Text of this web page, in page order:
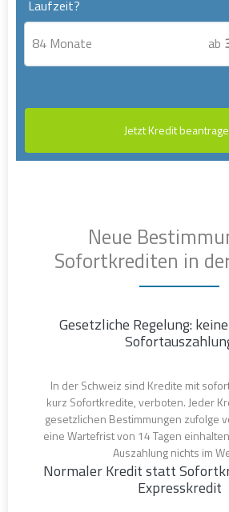
Laufzeit?
84 Monate ab
Jetzt Kredit
Neue
Sofortkrediten in
Gesetzliche Regelung:
In der Schweiz sind Kredite mit
kurz Sofortkredite, verboten. Jeder
gesetzlichen Bestimmungen zufolge
eine Wartefrist von 14 Tagen
Auszahlung nichts im
Normaler Kredit statt
Expresskredit